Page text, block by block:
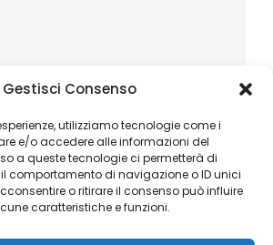
Gestisci Consenso
utilizziamo tecnologie come i
e/o accedere alle informazioni del
a queste tecnologie ci permetterà di
comportamento di navigazione o ID unici
o ritirare il consenso può influire
caratteristiche e funzioni.